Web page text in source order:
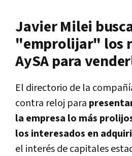
Javier Milei
"emprolijar" los
AySA para
El directorio de la
contra reloj para
la empresa lo más
los interesados en
el interés de capitales